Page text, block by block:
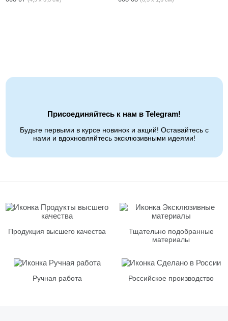
Присоединяйтесь к нам в Telegram!
Будьте первыми в курсе новинок и акций! Оставайтесь с
нами и вдохновляйтесь эксклюзивными идеями!
Продукция высшего качества
Тщательно подобранные
материалы
Ручная работа Российское производство